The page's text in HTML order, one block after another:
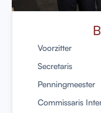
Voorzitter
Secretaris
Penningmeester
Commissaris